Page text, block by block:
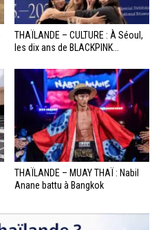
THAÏLANDE – CULTURE : À Séoul,
les dix ans de BLACKPINK...
THAÏLANDE – MUAY THAÏ : Nabil
Anane battu à Bangkok